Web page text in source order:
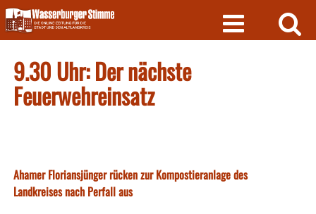
Skip
to
content
9.30 Uhr: Der nächste
Feuerwehreinsatz
Ahamer Floriansjünger rücken zur Kompostieranlage des
Landkreises nach Perfall aus